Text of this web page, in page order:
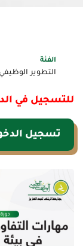
الفئة
التطوير الوظيفي
للتسجيل في
تسجيل